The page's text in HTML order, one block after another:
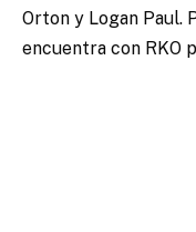
Orton y Logan Paul.
encuentra con RKO